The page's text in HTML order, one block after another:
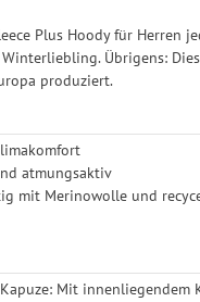
Plus Hoody für Herren
Übrigens:
produziert.
atmungsaktiv
mit Merinowolle und
Mit innenliegendem